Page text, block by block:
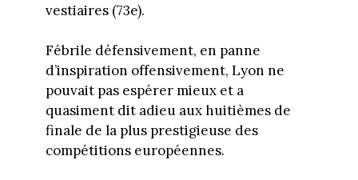
vestiaires (73e).
Fébrile défensivement, en panne
d’inspiration offensivement, Lyon ne
pouvait pas espérer mieux et a
quasiment dit adieu aux huitièmes de
finale de la plus prestigieuse des
compétitions européennes.